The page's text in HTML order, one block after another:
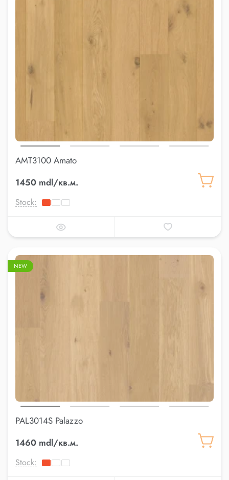
AMT3100 Amato
1450 mdl/кв.м.
Stock:
NEW
PAL3014S Palazzo
1460 mdl/кв.м.
Stock: